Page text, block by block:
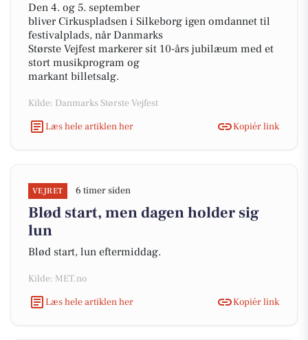
Den 4. og 5. september
bliver Cirkuspladsen i Silkeborg igen omdannet til
festivalplads, når Danmarks
Største Vejfest markerer sit 10-års jubilæum med et
stort musikprogram og
markant billetsalg.
Kilde: Danmarks Største Vejfest
Læs hele artiklen her
Kopiér link
VEJRET 6 timer siden
Blød start, men dagen holder sig
lun
Blød start, lun eftermiddag.
Kilde: MET.no
Læs hele artiklen her
Kopiér link